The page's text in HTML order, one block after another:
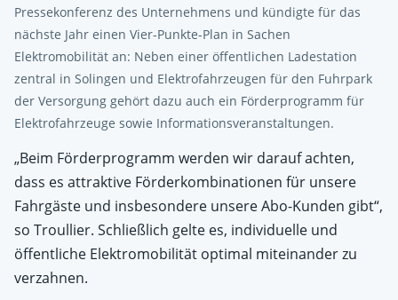
Pressekonferenz des Unternehmens und kündigte für das
nächste Jahr einen Vier-Punkte-Plan in Sachen
Elektromobilität an: Neben einer öffentlichen Ladestation
zentral in Solingen und Elektrofahrzeugen für den Fuhrpark
der Versorgung gehört dazu auch ein Förderprogramm für
Elektrofahrzeuge sowie Informationsveranstaltungen.
„Beim Förderprogramm werden wir darauf achten,
dass es attraktive Förderkombinationen für unsere
Fahrgäste und insbesondere unsere Abo-Kunden gibt“,
so Troullier. Schließlich gelte es, individuelle und
öffentliche Elektromobilität optimal miteinander zu
verzahnen.